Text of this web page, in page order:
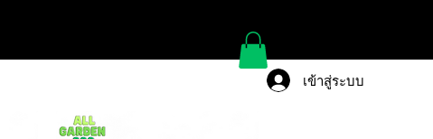
เข้าสู่ระบบ